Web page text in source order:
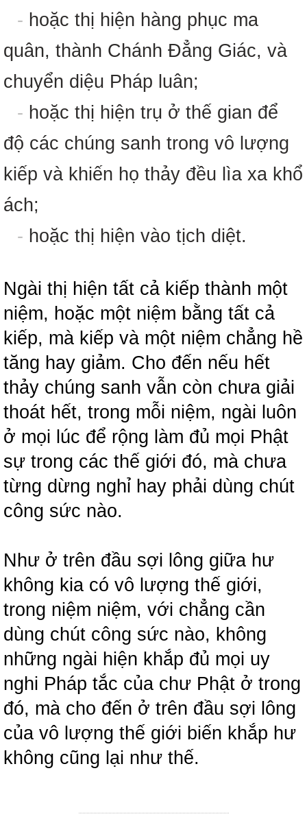
- hoặc thị hiện hàng phục ma
quân, thành Chánh Đẳng Giác, và
chuyển diệu Pháp luân;
- hoặc thị hiện trụ ở thế gian để
độ các chúng sanh trong vô lượng
kiếp và khiến họ thảy đều lìa xa khổ
ách;
- hoặc thị hiện vào tịch diệt.
Ngài thị hiện tất cả kiếp thành một
niệm, hoặc một niệm bằng tất cả
kiếp, mà kiếp và một niệm chẳng hề
tăng hay giảm. Cho đến nếu hết
thảy chúng sanh vẫn còn chưa giải
thoát hết, trong mỗi niệm, ngài luôn
ở mọi lúc để rộng làm đủ mọi Phật
sự trong các thế giới đó, mà chưa
từng dừng nghỉ hay phải dùng chút
công sức nào.
Như ở trên đầu sợi lông giữa hư
không kia có vô lượng thế giới,
trong niệm niệm, với chẳng cần
dùng chút công sức nào, không
những ngài hiện khắp đủ mọi uy
nghi Pháp tắc của chư Phật ở trong
đó, mà cho đến ở trên đầu sợi lông
của vô lượng thế giới biến khắp hư
không cũng lại như thế.